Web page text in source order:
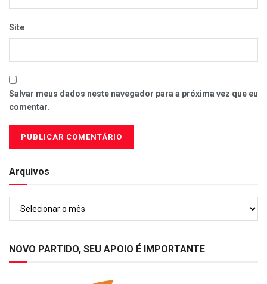
Site
Salvar meus dados neste navegador para a próxima vez que eu
comentar.
Arquivos
Arquivos
NOVO PARTIDO, SEU APOIO É IMPORTANTE